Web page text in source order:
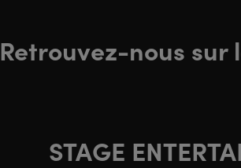
Retrouvez-nous sur
STAGE